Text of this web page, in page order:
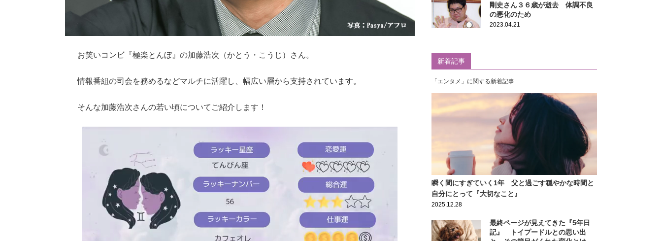
お笑いコンビ『極楽とんぼ』の加藤浩次（かとう・こうじ）さん。
情報番組の司会を務めるなどマルチに活躍し、幅広い層から支持されています。
そんな加藤浩次さんの若い頃についてご紹介します！
剛史さん３６歳が逝去 体調不良
の悪化のため
2023.04.21
新着記事
「エンタメ」に関する新着記事
瞬く間にすぎていく1年 父と過ごす穏やかな時間と
自分にとって『大切なこと』
2025.12.28
最終ページが見えてきた『5年日
記』 トイプードルとの思い出